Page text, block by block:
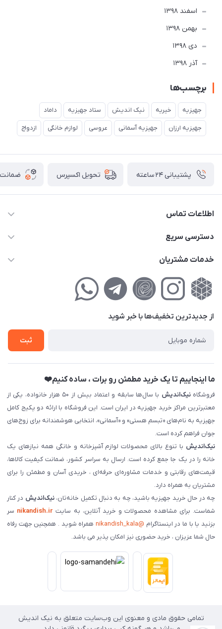
اسفند 1398
بهمن 1398
دی 1398
آذر 1398
برچسب‌ها
جهیزیه خیریه نیک اندیش ستاد جهیزیه داماد
جهیزیه ارزان جهیزیه آسمانی عروسی لوازم خانگی ازدواج
پشتیبانی ۲۴ ساعته تحویل اکسپرس ضمانت
اطلاعات تماس
02177111474
کوچه گلریز 4 غربی ، پلاک 13
دسترسی سریع
حساب کاربری
لیست محصولات
خدمات مشتریان
راهنمای‌خرید‌آنلاین
حریم خصوصی
فروش‌اقساطی
از جدید‌ترین تخفیف‌ها با‌ خبر شوید
ثبت
ما اینجاییم تا یک خرید مطمئن رو برات ، ساده کنیم❤️
فروشگاهنیک‌اندیش
با سال‌ها سابقه و اعتماد بیش از ۵۰ هزار خانواده، یکی از
معتبرترین مراکز خرید جهیزیه در ایران است. این فروشگاه با ارائه دو پکیج کامل
جهیزیه به نام‌های «تبسم هستی» و «آسمانی»، انتخابی هوشمندانه برای زوج‌های
جوان فراهم کرده است.
نیک‌اندیش با تنوع بالای محصولات لوازم آشپزخانه و خانگی همه نیازهای یک
خانه را در یک جا جمع کرده است. ارسال به سراسر کشور، ضمانت کیفیت کالاها،
قیمت‌های رقابتی و خدمات مشاوره‌ای حرفه‌ای ، خریدی آسان و مطمئن را برای
مشتریان به همراه دارد.
چه در حال خرید جهیزیه باشید، چه به دنبال تکمیل خانه‌تان،نیک‌اندیش در کنار
شماست. برای مشاهده محصولات و خرید آنلاین، به سایت nikandish.ir سر
بزنید یا با ما در اینستاگرام @nikandish_kala
همراه شوید . همچنین جهت رفاه
حال شما عزیزان ، خرید حضوری نیز امکان پذیر می باشد.
تمامی حقوق مادی و معنوی این وب‌سایت متعلق به نیک اندیش